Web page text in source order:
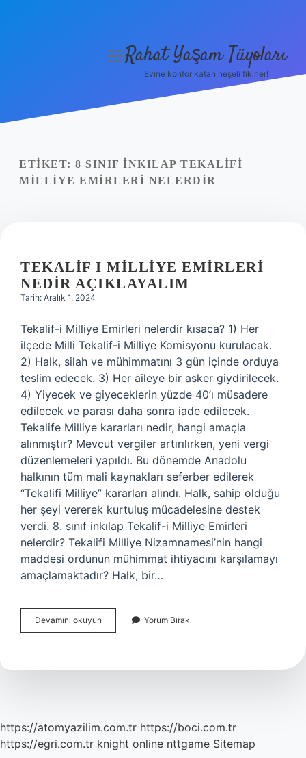
Yasal Uyarı
menüyü
Rahat Yaşam Tüyoları
Evine konfor katan neşeli fikirler!
ETIKET: 8 SINIF INKILAP TEKALIFI
MILLIYE EMIRLERI NELERDIR
TEKALIF I MILLIYE EMIRLERI
NEDIR AÇIKLAYALIM
Tarih: Aralık 1, 2024
Tekalif-i Milliye Emirleri nelerdir kısaca? 1) Her
ilçede Milli Tekalif-i Milliye Komisyonu kurulacak.
2) Halk, silah ve mühimmatını 3 gün içinde orduya
teslim edecek. 3) Her aileye bir asker giydirilecek.
4) Yiyecek ve giyeceklerin yüzde 40’ı müsadere
edilecek ve parası daha sonra iade edilecek.
Tekalife Milliye kararları nedir, hangi amaçla
alınmıştır? Mevcut vergiler artırılırken, yeni vergi
düzenlemeleri yapıldı. Bu dönemde Anadolu
halkının tüm mali kaynakları seferber edilerek
“Tekalifi Milliye” kararları alındı. Halk, sahip olduğu
her şeyi vererek kurtuluş mücadelesine destek
verdi. 8. sınıf inkılap Tekalif-i Milliye Emirleri
nelerdir? Tekalifi Milliye Nizamnamesi’nin hangi
maddesi ordunun mühimmat ihtiyacını karşılamayı
amaçlamaktadır? Halk, bir…
Devamını okuyun
I
Nedir
Yorum Bırak
https://atomyazilim.com.tr https://boci.com.tr
https://egri.com.tr knight online nttgame Sitemap